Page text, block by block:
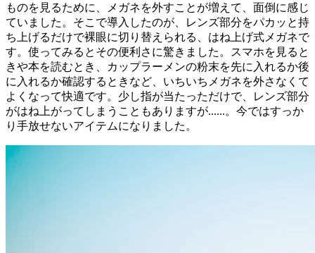
ものを見るために、メガネを外すことが増えて、面倒に感じ
ていました。そこで導入したのが、レンズ部分をパカッと持
ち上げるだけで裸眼に切り替えられる、はね上げ式メガネで
す。使ってみるとその便利さに驚きました。スマホを見ると
きや本を読むとき、カップラーメンの粉末を先に入れるか後
に入れるか確認するときなど、いちいちメガネを外さなくて
よくなって快適です。少し指が当たっただけで、レンズ部分
がはね上がってしまうこともありますが......。今ではすっか
り手放せないアイテムになりました。